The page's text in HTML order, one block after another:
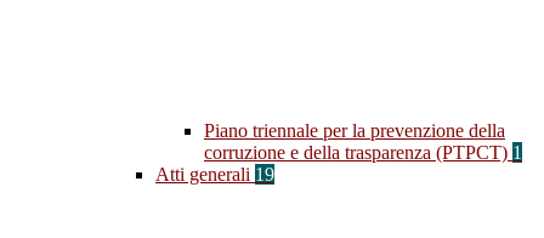
Piano triennale per la prevenzione della
corruzione e della trasparenza (PTPCT) 1
Atti generali 19